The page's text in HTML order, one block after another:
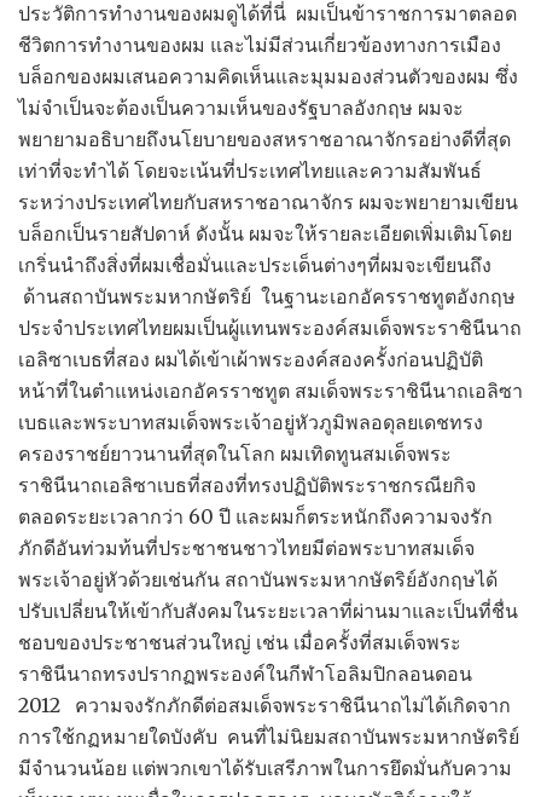
ประวัติการทำงานของผมดูได้ที่นี่ ผมเป็นข้าราชการมาตลอด
ชีวิตการทำงานของผม และไม่มีส่วนเกี่ยวข้องทางการเมือง
บล็อกของผมเสนอความคิดเห็นและมุมมองส่วนตัวของผม ซึ่ง
ไม่จำเป็นจะต้องเป็นความเห็นของรัฐบาลอังกฤษ ผมจะ
พยายามอธิบายถึงนโยบายของสหราชอาณาจักรอย่างดีที่สุด
เท่าที่จะทำได้ โดยจะเน้นที่ประเทศไทยและความสัมพันธ์
ระหว่างประเทศไทยกับสหราชอาณาจักร ผมจะพยายามเขียน
บล็อกเป็นรายสัปดาห์ ดังนั้น ผมจะให้รายละเอียดเพิ่มเติมโดย
เกริ่นนำถึงสิ่งที่ผมเชื่อมั่นและประเด็นต่างๆที่ผมจะเขียนถึง
ด้านสถาบันพระมหากษัตริย์ ในฐานะเอกอัครราชทูตอังกฤษ
ประจำประเทศไทยผมเป็นผู้แทนพระองค์สมเด็จพระราชินีนาถ
เอลิซาเบธที่สอง ผมได้เข้าเผ้าพระองค์สองครั้งก่อนปฏิบัติ
หน้าที่ในตำแหน่งเอกอัครราชทูต สมเด็จพระราชินีนาถเอลิซา
เบธและพระบาทสมเด็จพระเจ้าอยู่หัวภูมิพลอดุลยเดชทรง
ครองราชย์ยาวนานที่สุดในโลก ผมเทิดทูนสมเด็จพระ
ราชินีนาถเอลิซาเบธที่สองที่ทรงปฏิบัติพระราชกรณียกิจ
ตลอดระยะเวลากว่า 60 ปี และผมก็ตระหนักถึงความจงรัก
ภักดีอันท่วมท้นที่ประชาชนชาวไทยมีต่อพระบาทสมเด็จ
พระเจ้าอยู่หัวด้วยเช่นกัน สถาบันพระมหากษัตริย์อังกฤษได้
ปรับเปลี่ยนให้เข้ากับสังคมในระยะเวลาที่ผ่านมาและเป็นที่ชื่น
ชอบของประชาชนส่วนใหญ่ เช่น เมื่อครั้งที่สมเด็จพระ
ราชินีนาถทรงปรากฏพระองค์ในกีฬาโอลิมปิกลอนดอน
2012 ความจงรักภักดีต่อสมเด็จพระราชินีนาถไม่ได้เกิดจาก
การใช้กฏหมายใดบังคับ คนที่ไม่นิยมสถาบันพระมหากษัตริย์
มีจำนวนน้อย แต่พวกเขาได้รับเสรีภาพในการยึดมั่นกับความ